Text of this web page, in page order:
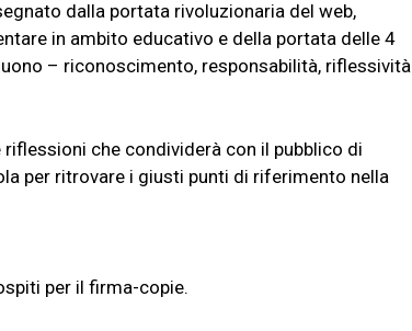
dalla portata rivoluzionaria del web,
in ambito educativo e della portata delle 4
– riconoscimento, responsabilità, riflessività
che condividerà con il pubblico di
per ritrovare i giusti punti di riferimento nella
per il firma-copie.